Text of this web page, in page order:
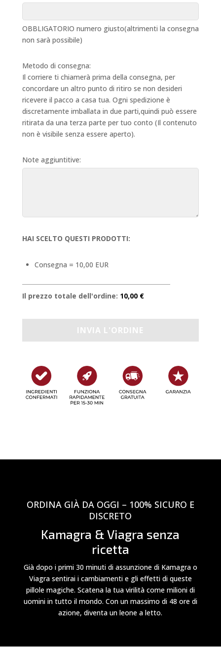
OBBLIGATORIO numero giusto(altrimenti la consegna
non sarà possibile)
Metodo di consegna:
Il corriere ti chiamerà prima della consegna, per
concordare un altro punto di ritiro se non desideri
ricevere il pacco a casa tua. Ogni spedizione è
discretamente imballata in due parti,quindi può essere
ritirata da una terza parte per tuo conto (Il contenuto
non è visibile senza essere aperto).
Note aggiuntitive:
HAI SCELTO QUESTI PRODOTTI:
Consegna = 10,00 EUR
Il prezzo totale dell'ordine: 10,00 €
ORDINA GIÀ DA OGGI – 100% SICURO E
DISCRETO
Kamagra & Viagra senza
ricetta
Già dopo i primi 30 minuti di assunzione di Kamagra o
Viagra sentirai i cambiamenti e gli effetti di queste
pillole magiche. Scatena la tua virilità come milioni di
uomini in tutto il mondo. Con un massimo di 48 ore di
azione, diventa un leone a letto.